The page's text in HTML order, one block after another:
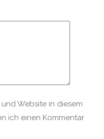
Website in diesem
ich einen Kommentar